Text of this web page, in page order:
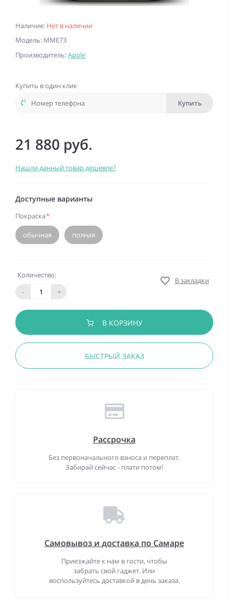
Наличие: Нет в наличии
Модель: MME73
Производитель:Apple
Купить в один клик
Купить
21 880 руб.
Нашли данный товар дешевле?
Доступные варианты
Покраска*
обычная полная
Количество:
-
+
В закладки
В КОРЗИНУ
БЫСТРЫЙ ЗАКАЗ
Рассрочка
Без первоначального взноса и переплат.
Забирай сейчас - плати потом!
Самовывоз и доставка по Самаре
Приезжайте к нам в гости, чтобы
забрать свой гаджет. Или
воспользуйтесь доставкой в день заказа.